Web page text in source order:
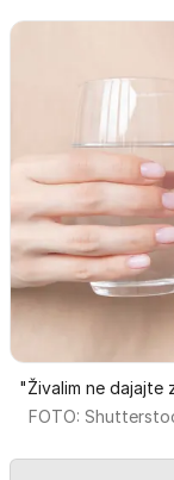
"Živalim ne dajajte
FOTO: